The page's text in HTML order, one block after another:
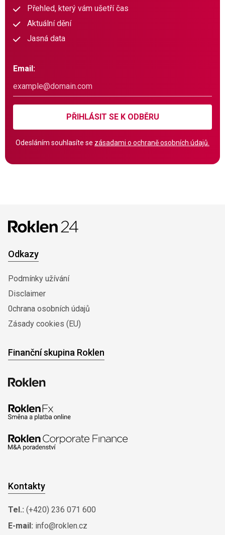
Přehled, který vám ušetří čas
Aktuální dění
Jasná data
Email:
PŘIHLÁSIT SE K ODBĚRU
Odesláním souhlasíte se zásadami o ochraně osobních údajů.
Odkazy
Podmínky užívání
Disclaimer
0chrana osobních údajů
Zásady cookies (EU)
Finanční skupina Roklen
Kontakty
Tel.: (+420) 236 071 600
E-mail: info@roklen.cz